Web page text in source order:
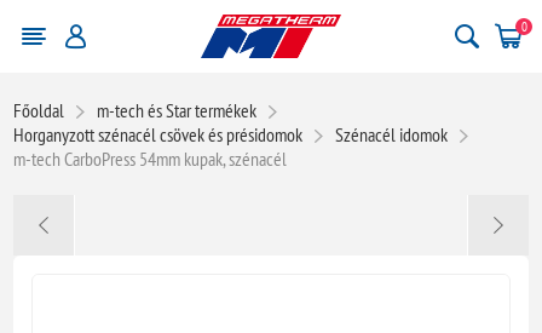
0
Főoldal
m-tech és Star termékek
Horganyzott szénacél csövek és présidomok
Szénacél idomok
m-tech CarboPress 54mm kupak, szénacél